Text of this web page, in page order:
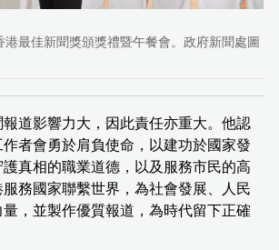
最佳新聞獎頒獎禮暨午餐會。政府新聞處圖
道影響力大，因此責任亦重大。他認
者會勇於肩負使命，以建功於國家發
真相的職業道德，以及服務市民的高
務國家聯繫世界，為社會發展、人民
，並製作優質報道，為時代留下正確